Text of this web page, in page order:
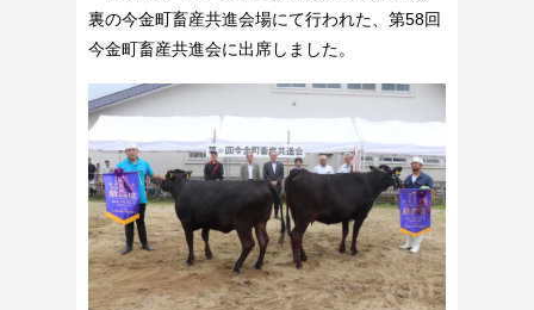
裏の今金町畜産共進会場にて行われた、第58回
今金町畜産共進会に出席しました。